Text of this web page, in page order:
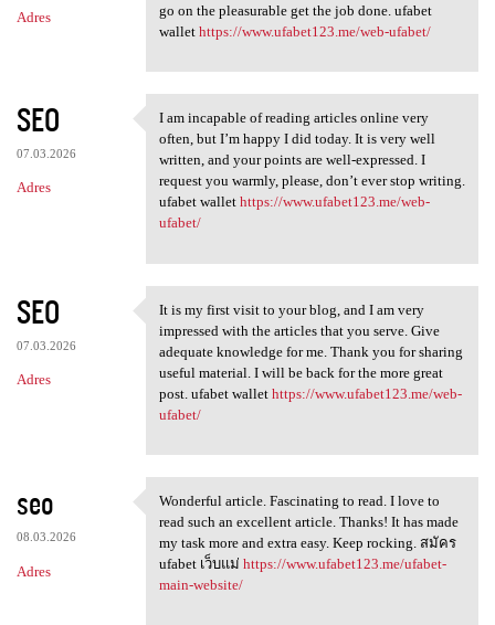
Adres
go on the pleasurable get the job done. ufabet
wallet https://www.ufabet123.me/web-ufabet/
SEO
07.03.2026
Adres
I am incapable of reading
I am incapable of reading articles online very
often, but I’m happy I did today. It is very well
written, and your points are well-expressed. I
request you warmly, please, don’t ever stop writing.
ufabet wallet https://www.ufabet123.me/web-
ufabet/
SEO
07.03.2026
Adres
It is my first visit to your
It is my first visit to your blog, and I am very
impressed with the articles that you serve. Give
adequate knowledge for me. Thank you for sharing
useful material. I will be back for the more great
post. ufabet wallet https://www.ufabet123.me/web-
ufabet/
seo
08.03.2026
Adres
Wonderful article.
Wonderful article. Fascinating to read. I love to
read such an excellent article. Thanks! It has made
my task more and extra easy. Keep rocking. สมัคร
ufabet เว็บแม่ https://www.ufabet123.me/ufabet-
main-website/